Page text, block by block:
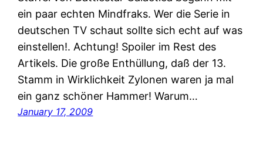
ein paar echten Mindfraks. Wer die Serie in
deutschen TV schaut sollte sich echt auf was
einstellen!. Achtung! Spoiler im Rest des
Artikels. Die große Enthüllung, daß der 13.
Stamm in Wirklichkeit Zylonen waren ja mal
ein ganz schöner Hammer! Warum…
January 17, 2009